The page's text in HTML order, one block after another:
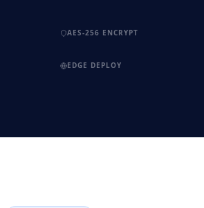
AES-256 ENCRYPT
EDGE DEPLOY